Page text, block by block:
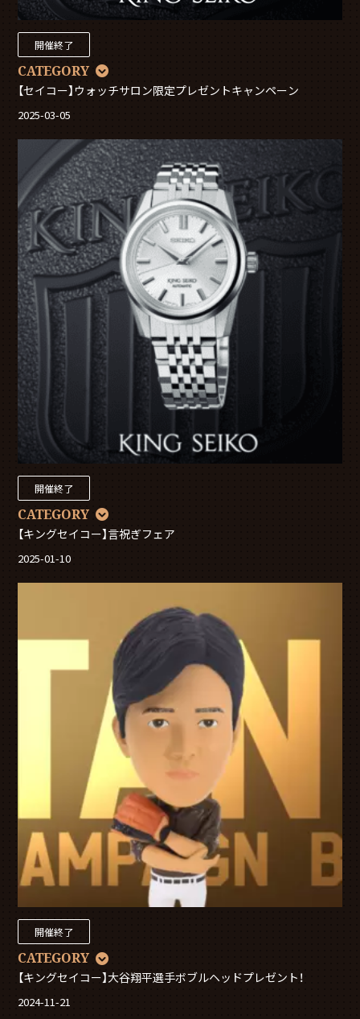
開催終了
CATEGORY
【セイコー】ウォッチサロン限定プレゼントキャンペーン
2025-03-05
開催終了
CATEGORY
【キングセイコー】言祝ぎフェア
2025-01-10
開催終了
CATEGORY
【キングセイコー】大谷翔平選手ボブルヘッドプレゼント！
2024-11-21